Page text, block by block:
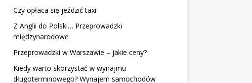
Czy opłaca się jeździć taxi
Z Anglii do Polski… Przeprowadzki
międzynarodowe
Przeprowadzki w Warszawie – jakie ceny?
Kiedy warto skorzystać w wynajmu
długoterminowego? Wynajem samochodów